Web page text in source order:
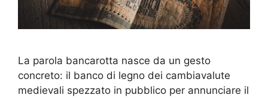
La parola bancarotta nasce da un gesto
concreto: il banco di legno dei cambiavalute
medievali spezzato in pubblico per annunciare il